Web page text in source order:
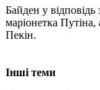
Байден у
маріонетка
Пекін.
Інші теми